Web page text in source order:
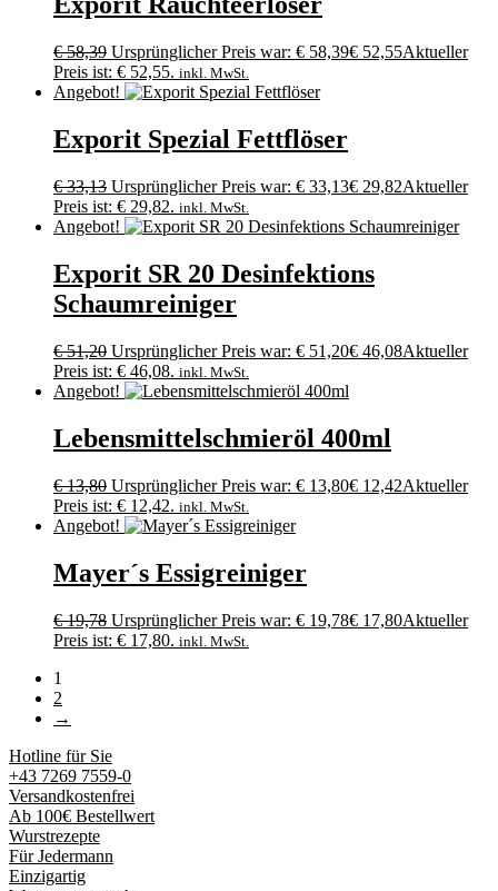
€58,39 Ursprünglicher Preis war: € 58,39€ 52,55Aktueller
Preis ist: € 52,55. inkl. MwSt.
Angebot!
Exporit Spezial Fettflöser
€33,13 Ursprünglicher Preis war: € 33,13€ 29,82Aktueller
Preis ist: € 29,82. inkl. MwSt.
Angebot!
Exporit SR 20 Desinfektions
Schaumreiniger
€51,20 Ursprünglicher Preis war: € 51,20€ 46,08Aktueller
Preis ist: € 46,08. inkl. MwSt.
Angebot!
Lebensmittelschmieröl 400ml
€13,80 Ursprünglicher Preis war: € 13,80€ 12,42Aktueller
Preis ist: € 12,42. inkl. MwSt.
Angebot!
Mayer´s Essigreiniger
€19,78 Ursprünglicher Preis war: € 19,78€ 17,80Aktueller
Preis ist: € 17,80. inkl. MwSt.
1
2
→
Hotline für Sie
+43 7269 7559-0
Versandkostenfrei
Ab 100€ Bestellwert
Wurstrezepte
Für Jedermann
Einzigartig